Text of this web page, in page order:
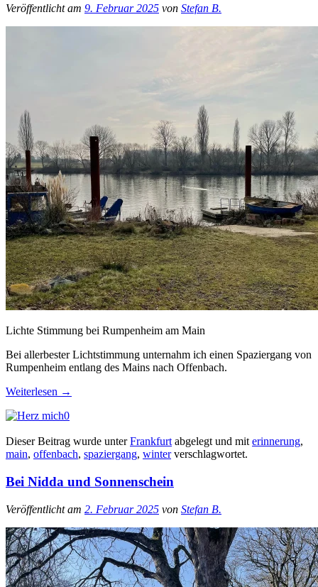
Veröffentlicht am 9. Februar 2025 von Stefan B.
Lichte Stimmung bei Rumpenheim am Main
Bei allerbester Lichtstimmung unternahm ich einen Spaziergang von
Rumpenheim entlang des Mains nach Offenbach.
Weiterlesen →
0
Dieser Beitrag wurde unterFrankfurtabgelegt und miterinnerung,
main, offenbach, spaziergang, winterverschlagwortet.
Bei Nidda und Sonnenschein
Veröffentlicht am 2. Februar 2025 von Stefan B.